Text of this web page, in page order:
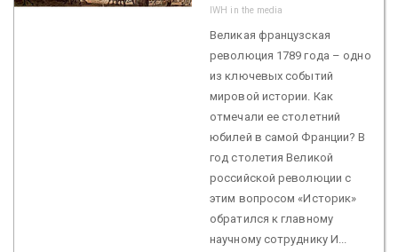
IWH in the media
Великая французская
революция 1789 года – одно
из ключевых событий
мировой истории. Как
отмечали ее столетний
юбилей в самой Франции? В
год столетия Великой
российской революции с
этим вопросом «Историк»
обратился к главному
научному сотруднику И...